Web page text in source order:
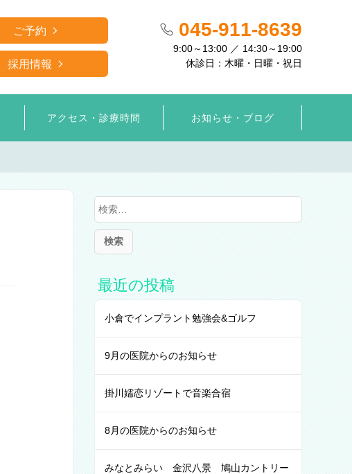
ご予約
採用情報
045-911-8639
9:00～13:00 ／ 14:30～19:00
休診日：木曜・日曜・祝日
アクセス・診療時間 お知らせ・ブログ
検
索
:
最近の投稿
小倉でインプラント勉強会&ゴルフ
9月の医院からのお知らせ
掛川嬬恋リゾートで音楽合宿
8月の医院からのお知らせ
みなとみらい 金沢八景 鳩山カントリー